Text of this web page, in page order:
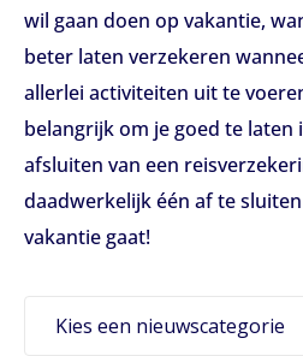
wil gaan doen op vakantie,
beter laten verzekeren
allerlei activiteiten uit te
belangrijk om je goed te
afsluiten van een
daadwerkelijk één af te
vakantie gaat!
Kies een nieuwscategorie